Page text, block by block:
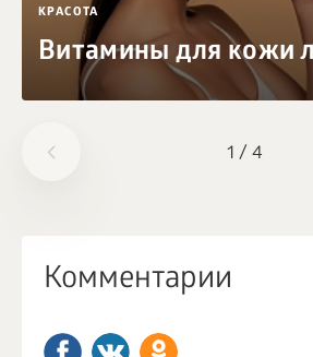
1 / 4
КРАСОТА
Витамины для кожи
Комментарии